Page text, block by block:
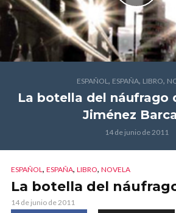
ESPAÑOL, ESPAÑA, LIBRO,
La botella del náufrago
Jiménez
14 de junio de 2011
ESPAÑOL, ESPAÑA, LIBRO, NOVELA
La botella del
14 de junio de 2011